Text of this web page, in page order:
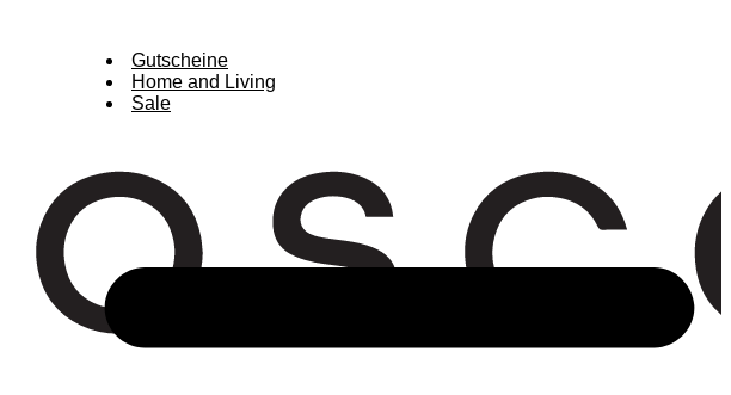
Gutscheine
Home and Living
Sale